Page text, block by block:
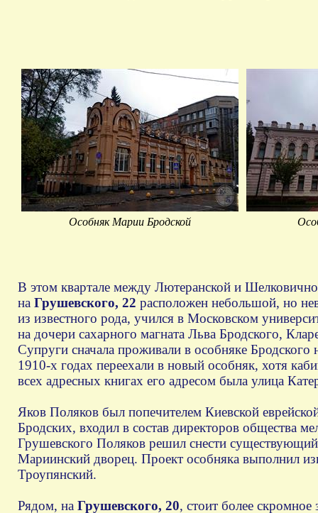
Особняк Марии Бродской
В этом квартале между Лютеранской и
на Грушевского, 22 расположен небольшой, но
из известного рода, учился в Московском
на дочери сахарного магната Льва Бродского,
Супруги сначала проживали в особняке
1910-х годах переехали в новый особняк, хотя
всех адресных книгах его адресом была улица
Яков Поляков был попечителем Киевской
Бродских, входил в состав директоров общества
Грушевского Поляков решил снести
Мариинский дворец. Проект особняка выполнил
Троупянский.
Рядом, на Грушевского, 20, стоит более скромное